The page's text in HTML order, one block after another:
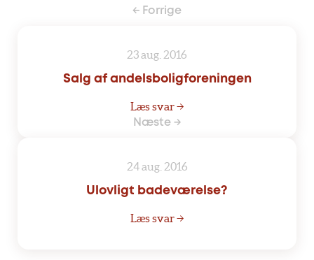
← Forrige
23 aug. 2016
Salg af andelsboligforeningen
Læs svar →
Næste →
24 aug. 2016
Ulovligt badeværelse?
Læs svar →